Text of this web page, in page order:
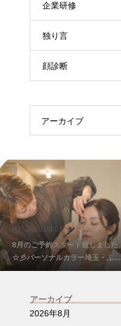
企業研修
独り言
顔診断
アーカイブ
2026.08.01
8月のご予約スタート致しました
☆彡パーソナルカラー埼玉・ふじ
み野
アーカイブ
2026年8月